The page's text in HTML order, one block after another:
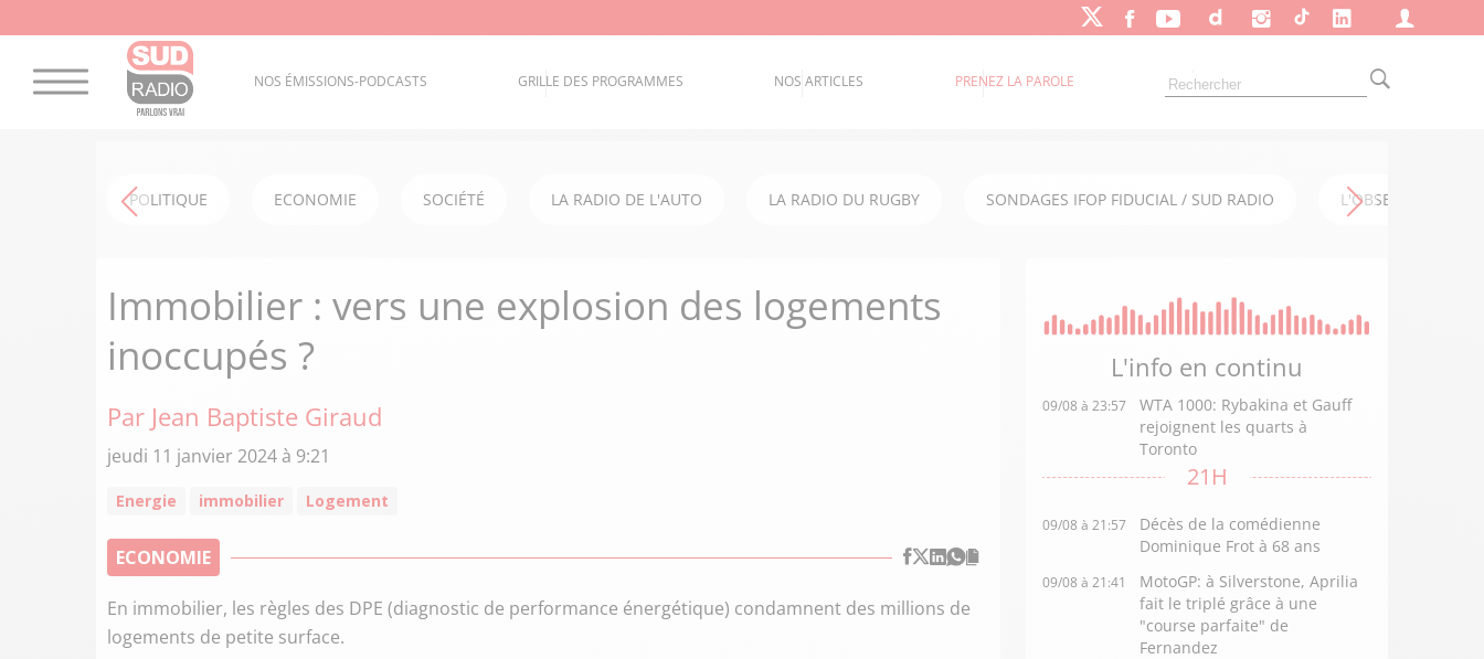
NOS ÉMISSIONS-PODCASTS GRILLE DES PROGRAMMES NOS ARTICLES PRENEZ LA PAROLE
POLITIQUE ECONOMIE SOCIÉTÉ LA RADIO DE L'AUTO LA RADIO DU RUGBY SONDAGES IFOP FIDUCIAL / SUD RADIO L'OBSERVATOIRE
Immobilier : vers une explosion des logements
inoccupés ?
Par Jean Baptiste Giraud
jeudi 11 janvier 2024 à 9:21
Energie immobilier Logement
ECONOMIE
En immobilier, les règles des DPE (diagnostic de performance énergétique) condamnent des millions de
logements de petite surface.
L'info en continu
09/08 à 23:57
WTA 1000: Rybakina et Gauff
rejoignent les quarts à
Toronto
21H
09/08 à 21:57
Décès de la comédienne
Dominique Frot à 68 ans
09/08 à 21:41
MotoGP: à Silverstone, Aprilia
fait le triplé grâce à une
"course parfaite" de
Fernandez